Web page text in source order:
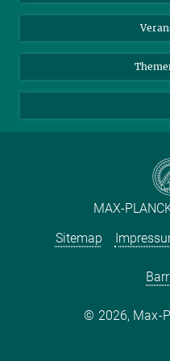
MAX-
Sitemap
2026, Max-